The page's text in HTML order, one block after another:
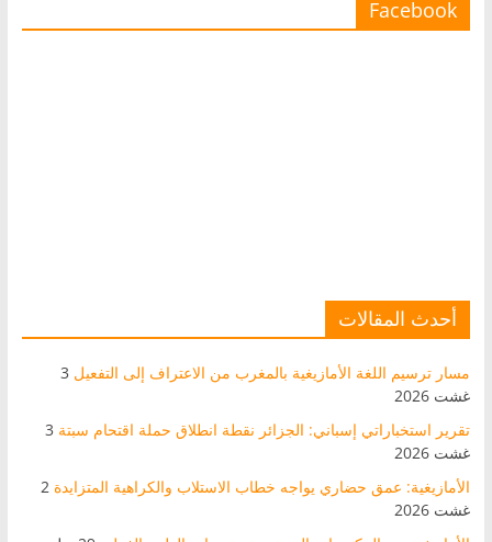
Facebook
أحدث المقالات
مسار ترسيم اللغة الأمازيغية بالمغرب من الاعتراف إلى التفعيل 3
غشت 2026
تقرير استخباراتي إسباني: الجزائر نقطة انطلاق حملة اقتحام سبتة 3
غشت 2026
الأمازيغية: عمق حضاري يواجه خطاب الاستلاب والكراهية المتزايدة 2
غشت 2026